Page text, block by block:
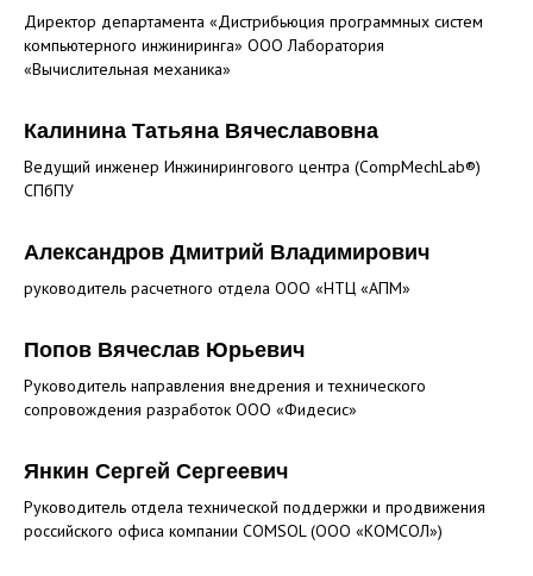
Директор департамента «Дистрибьюция программных систем
компьютерного инжиниринга» ООО Лаборатория
«Вычислительная механика»
Калинина Татьяна Вячеславовна
Ведущий инженер Инжинирингового центра (CompMechLab®)
СПбПУ
Александров Дмитрий Владимирович
руководитель расчетного отдела ООО «НТЦ «АПМ»
Попов Вячеслав Юрьевич
Руководитель направления внедрения и технического
сопровождения разработок ООО «Фидесис»
Янкин Сергей Сергеевич
Руководитель отдела технической поддержки и продвижения
российского офиса компании COMSOL (ООО «КОМСОЛ»)